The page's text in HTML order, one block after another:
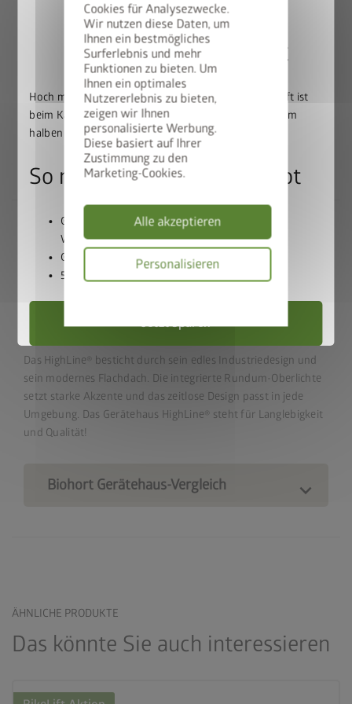
Cookies für Analysezwecke.
Wir nutzen diese Daten, um
Ihnen ein bestmögliches
Surferlebnis und mehr
Funktionen zu bieten. Um
Ihnen ein optimales
Nutzererlebnis zu bieten,
zeigen wir Ihnen
personalisierte Werbung.
Diese basiert auf Ihrer
Zustimmung zu den
Marketing-Cookies.
Alle akzeptieren
Personalisieren
Qualität in Bestform
Beste Materialien:feuerverzinktes, polyamid-
einbrennlackiertes Stahlblech, Schrauben und
Scharniere aus Edelstahl
LebenslangeWartungsfreiheit
20 Jahre Garantie
Umfangreiche Grundausstattung inklusive
Das Gerätehaus
HighLine®erfüllt höchste
Das HighLine® besticht durch sein edles Industriedesign und
sein modernes Flachdach. Die integrierte Rundum-Oberlichte
setzt starke Akzente und das zeitlose Design passt in jede
Umgebung. Das Gerätehaus HighLine® steht für Langlebigkeit
und Qualität!
Biohort Gerätehaus-Vergleich
ÄHNLICHE PRODUKTE
Das könnte Sie auch interessieren
50% auf den BikeLift
Hoch mit dem Bike. Runter mit dem Preis: Der BikeLift ist
beim Kauf eines passenden Biohort Gerätehauses zum
halben Preis erhältlich.
So nutzen Sie unser Angebot
Gerätehaus und BikeLift gemeinsam in den
Warenkorb legen
GutscheincodeBIKELIFT50einlösen
50% Rabatt auf den BikeLift erhalten
Jetzt sparen